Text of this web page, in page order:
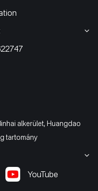
alkerület, Huangdao
tartomány
YouTube